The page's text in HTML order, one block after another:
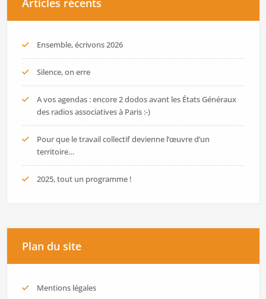
Articles récents
Ensemble, écrivons 2026
Silence, on erre
A vos agendas : encore 2 dodos avant les États Généraux
des radios associatives à Paris :-)
Pour que le travail collectif devienne l’œuvre d’un
territoire…
2025, tout un programme !
Plan du site
Mentions légales